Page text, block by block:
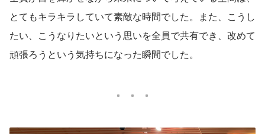
とてもキラキラしていて素敵な時間でした。また、こうし
たい、こうなりたいという思いを全員で共有でき、改めて
頑張ろうという気持ちになった瞬間でした。